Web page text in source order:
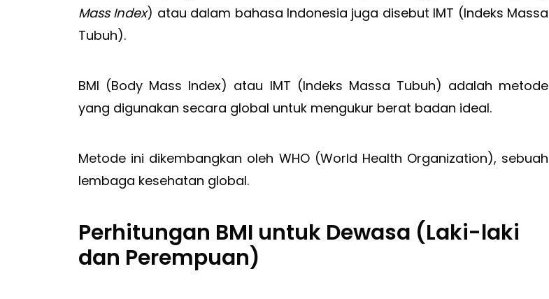
Mass Index) atau dalam bahasa Indonesia juga disebut IMT (Indeks Massa
Tubuh).
BMI (Body Mass Index) atau IMT (Indeks Massa Tubuh) adalah metode
yang digunakan secara global untuk mengukur berat badan ideal.
Metode ini dikembangkan oleh WHO (World Health Organization), sebuah
lembaga kesehatan global.
Perhitungan BMI untuk Dewasa (Laki-laki
dan Perempuan)